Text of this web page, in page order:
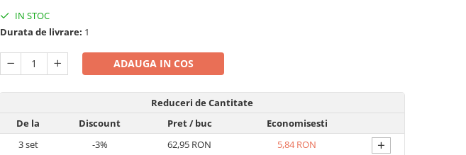
IN STOC
Durata de livrare: 1
ADAUGA IN COS
Reduceri de Cantitate
De la
Discount Pret/ buc
Economisesti
3set -3% 62,95 RON 5,84 RON +